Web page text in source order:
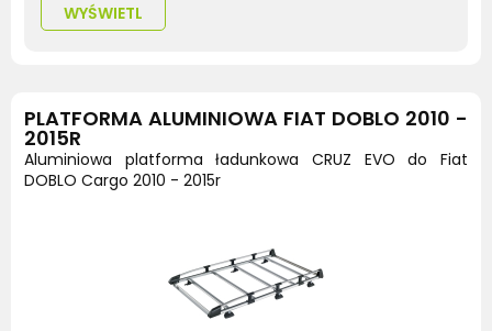
WYŚWIETL
PLATFORMA ALUMINIOWA FIAT DOBLO 2010 -
2015R
Aluminiowa platforma ładunkowa CRUZ EVO do Fiat
DOBLO Cargo 2010 - 2015r